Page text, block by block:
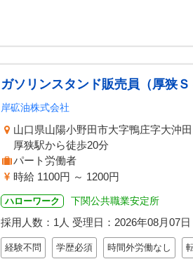
ガソリンスタンド販売員（厚狭
岸砿油株式会社
山口県山陽小野田市大字鴨庄字大沖
厚狭駅から徒歩20分
パート労働者
時給 1100円 ～ 1200円
ハローワーク 下関公共職業安定所
採用人数：1人 受理日： 2026年08月07日
経験不問 学歴必須 時間外労働なし